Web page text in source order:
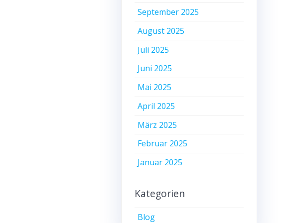
September 2025
August 2025
Juli 2025
Juni 2025
Mai 2025
April 2025
März 2025
Februar 2025
Januar 2025
Kategorien
Blog